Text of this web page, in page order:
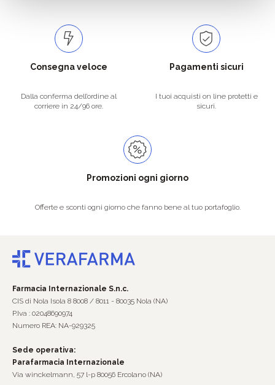
Consegna veloce
Dalla conferma dell’ordine al
corriere in 24/96 ore.
Pagamenti sicuri
I tuoi acquisti on line protetti e
sicuri.
Promozioni ogni giorno
Offerte e sconti ogni giorno che fanno bene al tuo portafoglio.
Farmacia Internazionale S.n.c.
CIS di Nola Isola 8 8008 / 8011 - 80035 Nola (NA)
P.Iva : 02048690974
Numero REA: NA-929325
Sede operativa:
Parafarmacia Internazionale
Via winckelmann, 57 l-p 80056 Ercolano (NA)